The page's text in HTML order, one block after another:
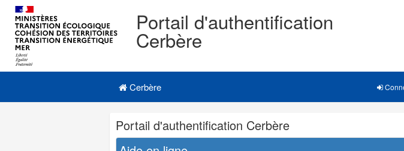
Portail d'authentification
Cerbère
Navigation
Menu principal
Cerbère
Navigation
et
outils
Portail d'authentification Cerbère